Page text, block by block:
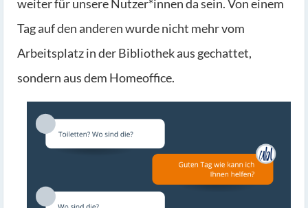
weiter für unsere Nutzer*innen da sein. Von einem
Tag auf den anderen wurde nicht mehr vom
Arbeitsplatz in der Bibliothek aus gechattet,
sondern aus dem Homeoffice.